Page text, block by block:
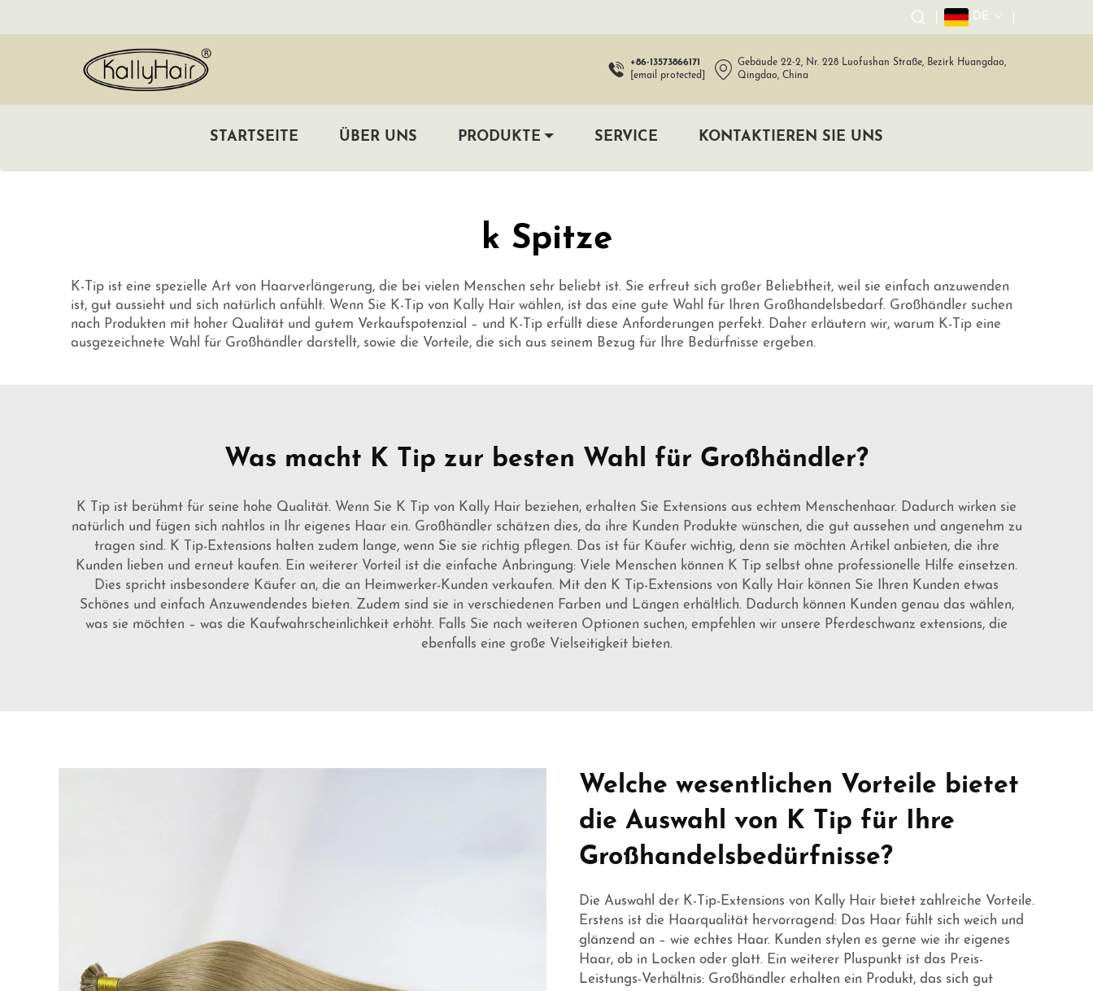
DE
+86-13573866171
[email protected]
Gebäude 22-2, Nr. 228 Luofushan Straße, Bezirk Huangdao,
Qingdao, China
STARTSEITE ÜBER UNS PRODUKTE SERVICE KONTAKTIEREN SIE UNS
k Spitze
K-Tip ist eine spezielle Art von Haarverlängerung, die bei vielen Menschen sehr beliebt ist. Sie erfreut sich großer Beliebtheit, weil sie einfach anzuwenden
ist, gut aussieht und sich natürlich anfühlt. Wenn Sie K-Tip von Kally Hair wählen, ist das eine gute Wahl für Ihren Großhandelsbedarf. Großhändler suchen
nach Produkten mit hoher Qualität und gutem Verkaufspotenzial – und K-Tip erfüllt diese Anforderungen perfekt. Daher erläutern wir, warum K-Tip eine
ausgezeichnete Wahl für Großhändler darstellt, sowie die Vorteile, die sich aus seinem Bezug für Ihre Bedürfnisse ergeben.
Was macht K Tip zur besten Wahl für Großhändler?
K Tip ist berühmt für seine hohe Qualität. Wenn Sie K Tip von Kally Hair beziehen, erhalten Sie Extensions aus echtem Menschenhaar. Dadurch wirken sie
natürlich und fügen sich nahtlos in Ihr eigenes Haar ein. Großhändler schätzen dies, da ihre Kunden Produkte wünschen, die gut aussehen und angenehm zu
tragen sind. K Tip-Extensions halten zudem lange, wenn Sie sie richtig pflegen. Das ist für Käufer wichtig, denn sie möchten Artikel anbieten, die ihre
Kunden lieben und erneut kaufen. Ein weiterer Vorteil ist die einfache Anbringung: Viele Menschen können K Tip selbst ohne professionelle Hilfe einsetzen.
Dies spricht insbesondere Käufer an, die an Heimwerker-Kunden verkaufen. Mit den K Tip-Extensions von Kally Hair können Sie Ihren Kunden etwas
Schönes und einfach Anzuwendendes bieten. Zudem sind sie in verschiedenen Farben und Längen erhältlich. Dadurch können Kunden genau das wählen,
was sie möchten – was die Kaufwahrscheinlichkeit erhöht. Falls Sie nach weiteren Optionen suchen, empfehlen wir unsere Pferdeschwanz extensions, die
ebenfalls eine große Vielseitigkeit bieten.
Welche wesentlichen Vorteile bietet
die Auswahl von K Tip für Ihre
Großhandelsbedürfnisse?
Die Auswahl der K-Tip-Extensions von Kally Hair bietet zahlreiche Vorteile.
Erstens ist die Haarqualität hervorragend: Das Haar fühlt sich weich und
glänzend an – wie echtes Haar. Kunden stylen es gerne wie ihr eigenes
Haar, ob in Locken oder glatt. Ein weiterer Pluspunkt ist das Preis-
Leistungs-Verhältnis: Großhändler erhalten ein Produkt, das sich gut